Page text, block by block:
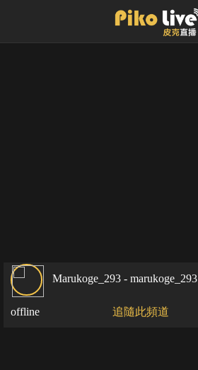
Marukoge_293 - marukoge_293
offline 追隨此頻道